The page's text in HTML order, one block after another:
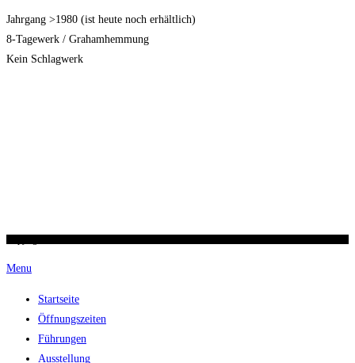
Jahrgang >1980 (ist heute noch erhältlich)
8-Tagewerk / Grahamhemmung
Kein Schlagwerk
Menu
Startseite
Öffnungszeiten
Führungen
Ausstellung